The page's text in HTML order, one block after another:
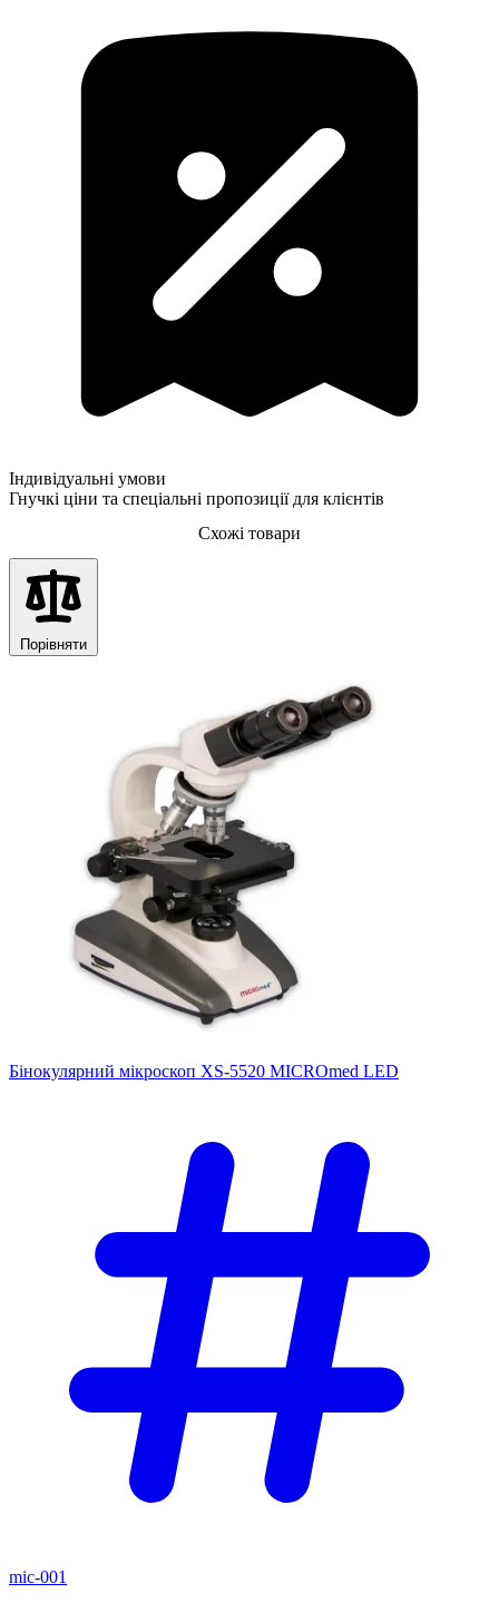
Індивідуальні умови
Гнучкі ціни та спеціальні пропозиції для клієнтів
Схожі товари
Порівняти
Бінокулярний мікроскоп XS-5520 MICROmed LED
mic-001